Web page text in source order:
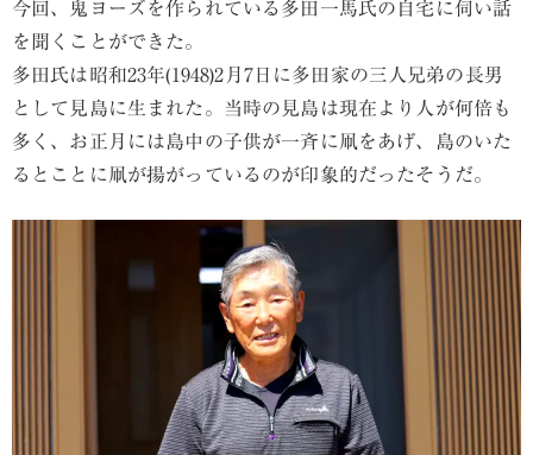
今回、鬼ヨーズを作られている多田一馬氏の自宅に伺い話
を聞くことができた。
多田氏は昭和23年(1948)2月7日に多田家の三人兄弟の長男
として見島に生まれた。当時の見島は現在より人が何倍も
多く、お正月には島中の子供が一斉に凧をあげ、島のいた
るとことに凧が揚がっているのが印象的だったそうだ。